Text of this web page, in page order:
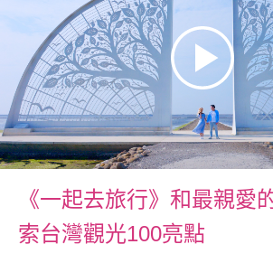
《一起去旅行》和最親愛
索台灣觀光100亮點